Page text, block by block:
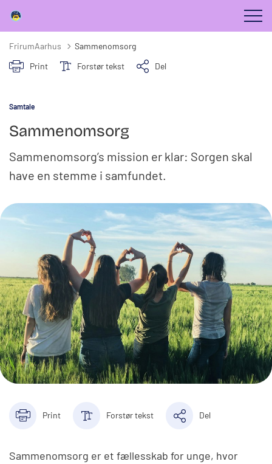
FrirumAarhus
Sammenomsorg
Print
Forstør tekst Del
Samtale
Sammenomsorg
Sammenomsorg’s mission er klar: Sorgen skal
have en stemme i samfundet.
Print Forstør tekst Del
Sammenomsorg er et fællesskab for unge, hvor